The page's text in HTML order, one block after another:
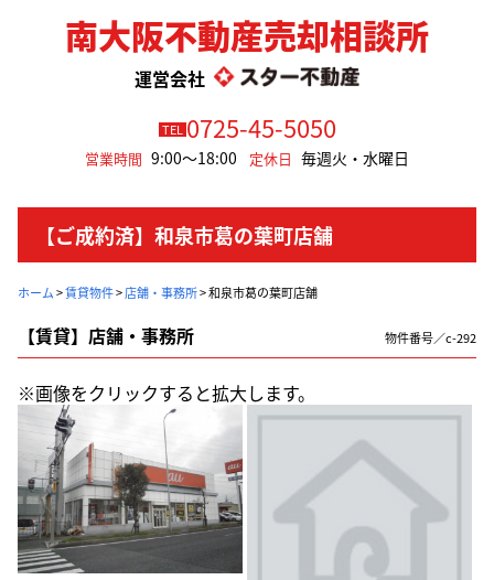
南大阪不動産売却相談所
運営会社
TEL0725-45-5050
営業時間 9:00～18:00 定休日 毎週火・水曜日
【ご成約済】和泉市葛の葉町店舗
ホーム>賃貸物件>店舗・事務所>和泉市葛の葉町店舗
【賃貸】店舗・事務所 物件番号／c-292
※画像をクリックすると拡大します。